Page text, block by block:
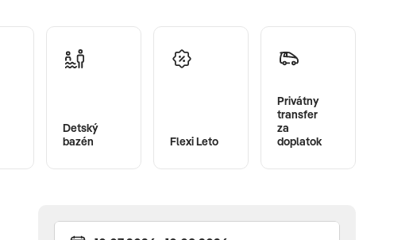
Detský
bazén
Flexi Leto
Privátny
transfer
za
doplatok